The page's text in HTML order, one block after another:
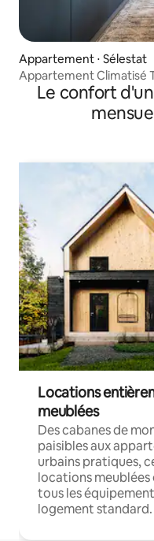
Appartement ⋅ Sélestat
Appartement Climatisé
Le confort
Locations
meublées
Des cabanes de
paisibles aux
urbains pratiques,
locations
tous les
logement standard.